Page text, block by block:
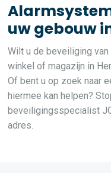
uw gebouw
Wilt u de beveiliging
winkel of magazijn in
Of bent u op zoek naar
hiermee kan helpen?
beveiligingsspecialist
adres.